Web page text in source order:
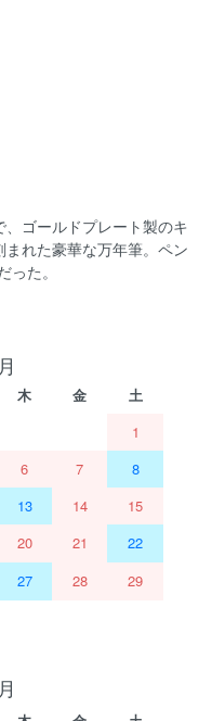
ゴールドプレート製のキ
れた豪華な万年筆。ペン
た。
木 金
土
1
6 7
8
13 14
15
20 21
22
27 28
29